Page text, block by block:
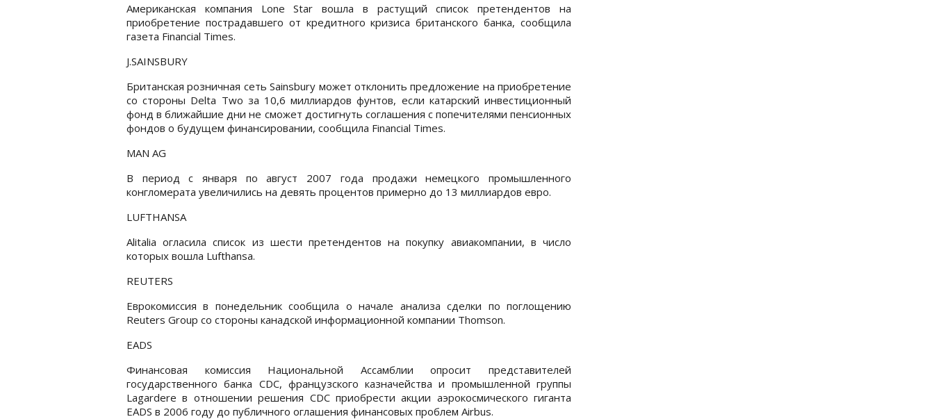
Американская компания Lone Star вошла в растущий список претендентов на
приобретение пострадавшего от кредитного кризиса британского банка, сообщила
газета Financial Times.
J.SAINSBURY
Британская розничная сеть Sainsbury может отклонить предложение на приобретение
со стороны Delta Two за 10,6 миллиардов фунтов, если катарский инвестиционный
фонд в ближайшие дни не сможет достигнуть соглашения с попечителями пенсионных
фондов о будущем финансировании, сообщила Financial Times.
MAN AG
В период с января по август 2007 года продажи немецкого промышленного
конгломерата увеличились на девять процентов примерно до 13 миллиардов евро.
LUFTHANSA
Alitalia огласила список из шести претендентов на покупку авиакомпании, в число
которых вошла Lufthansa.
REUTERS
Еврокомиссия в понедельник сообщила о начале анализа сделки по поглощению
Reuters Group со стороны канадской информационной компании Thomson.
EADS
Финансовая комиссия Национальной Ассамблии опросит представителей
государственного банка CDC, французского казначейства и промышленной группы
Lagardere в отношении решения CDC приобрести акции аэрокосмического гиганта
EADS в 2006 году до публичного оглашения финансовых проблем Airbus.